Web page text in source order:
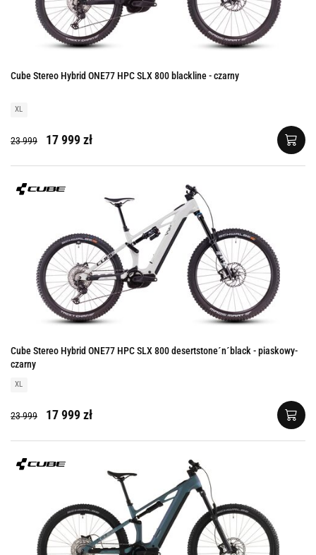
Cube Stereo Hybrid ONE77 HPC SLX 800 blackline - czarny
XL
23 999 17 999 zł
Cube Stereo Hybrid ONE77 HPC SLX 800 desertstone´n´black - piaskowy-
czarny
XL
23 999 17 999 zł